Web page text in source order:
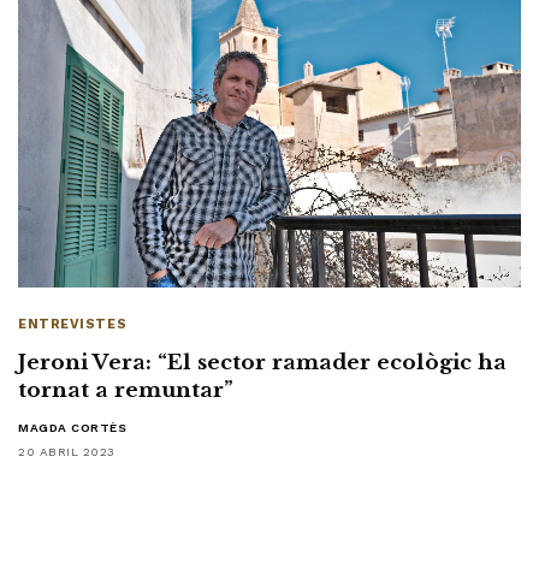
ENTREVISTES
Jeroni Vera: “El sector ramader ecològic ha
tornat a remuntar”
MAGDA CORTÈS
20 ABRIL 2023